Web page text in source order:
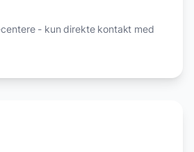
- kun direkte kontakt med